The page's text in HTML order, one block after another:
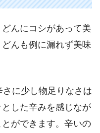
んにコシがあって美
んも例に漏れず美味
に少し物足りなさは
した辛みを感じなが
ができます。辛いの